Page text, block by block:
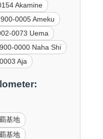
Akamine
900-0005 Ameku
0073 Uema
900-0000 Naha Shi
Aja
基地
基地